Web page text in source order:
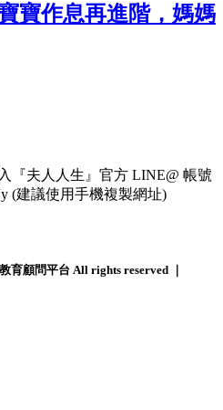
寶作息再進階，媽媽
『夫人人生』官方 LINE@ 帳號
(建議使用手機複製網址)
育顧問平台 All rights reserved ｜